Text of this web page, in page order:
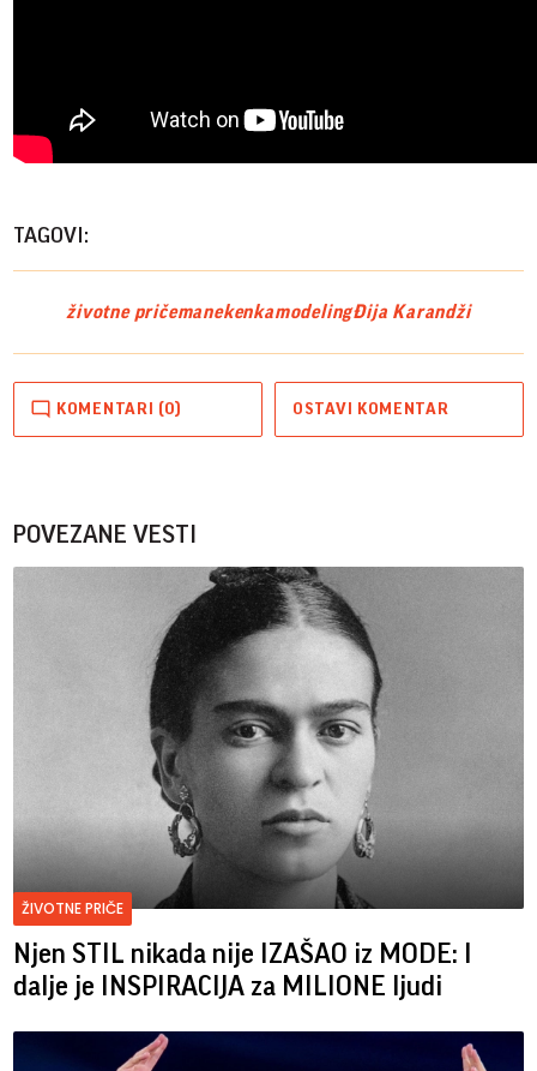
TAGOVI:
životne pričemanekenkamodelingĐija Karandži
KOMENTARI (0) OSTAVI KOMENTAR
POVEZANE VESTI
ŽIVOTNE PRIČE
Njen STIL nikada nije IZAŠAO iz MODE: I
dalje je INSPIRACIJA za MILIONE ljudi